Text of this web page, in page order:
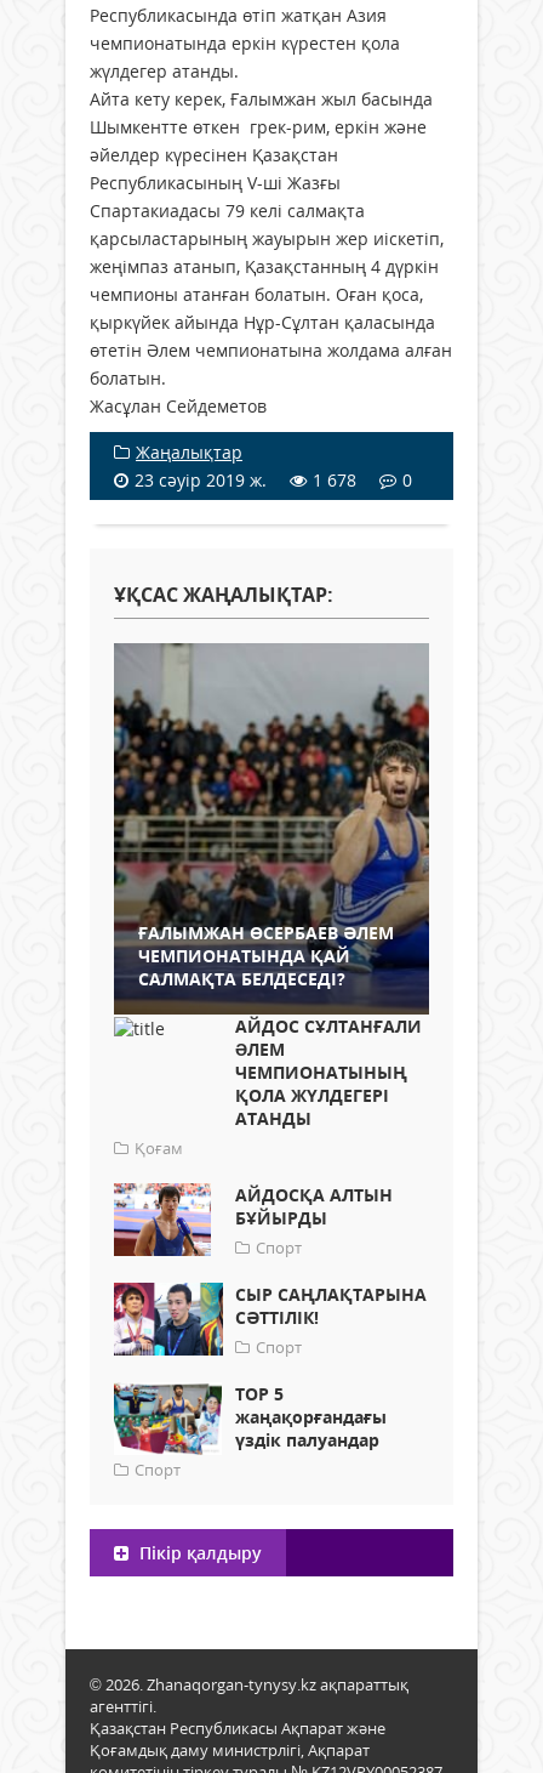
Республикасында өтіп жатқан Азия
чемпионатында еркін күрестен қола
жүлдегер атанды.
Айта кету керек, Ғалымжан жыл басында
Шымкентте өткен грек-рим, еркін және
әйелдер күресінен Қазақстан
Республикасының V-ші Жазғы
Спартакиадасы 79 келі салмақта
қарсыластарының жауырын жер иіскетіп,
жеңімпаз атанып, Қазақстанның 4 дүркін
чемпионы атанған болатын. Оған қоса,
қыркүйек айында Нұр-Сұлтан қаласында
өтетін Әлем чемпионатына жолдама алған
болатын.
Жасұлан Сейдеметов
Жаңалықтар
23 сәуір 2019 ж.
1 678 0
ҰҚСАС ЖАҢАЛЫҚТАР:
ҒАЛЫМЖАН ӨСЕРБАЕВ ӘЛЕМ
ЧЕМПИОНАТЫНДА ҚАЙ
САЛМАҚТА БЕЛДЕСЕДІ?
АЙДОС СҰЛТАНҒАЛИ
ƏЛЕМ
ЧЕМПИОНАТЫНЫҢ
ҚОЛА ЖҮЛДЕГЕРІ
АТАНДЫ
Қоғам
АЙДОСҚА АЛТЫН
БҰЙЫРДЫ
Спорт
СЫР САҢЛАҚТАРЫНА
СӘТТІЛІК!
Спорт
TOP 5
жаңақорғандағы
үздік палуандар
Спорт
Пікір қалдыру
© 2026. Zhanaqorgan-tynysy.kz ақпараттық
агенттігі.
Қазақстан Республикасы Ақпарат және
Қоғамдық даму министрлігі, Ақпарат